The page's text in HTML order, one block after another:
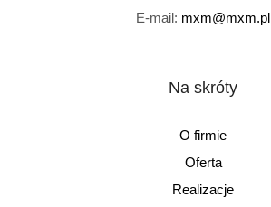
E-mail: mxm@mxm.pl
Na skróty
O firmie
Oferta
Realizacje